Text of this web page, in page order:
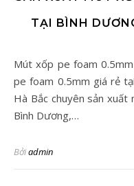
TẠI BÌNH
Mút xốp pe foam 0.5mm giá rẻ, công ty sản xuất mút xốp
pe foam 0.5mm giá rẻ
Hà Bắc chuyên sản
Bình Dương,…
Bởiadmin